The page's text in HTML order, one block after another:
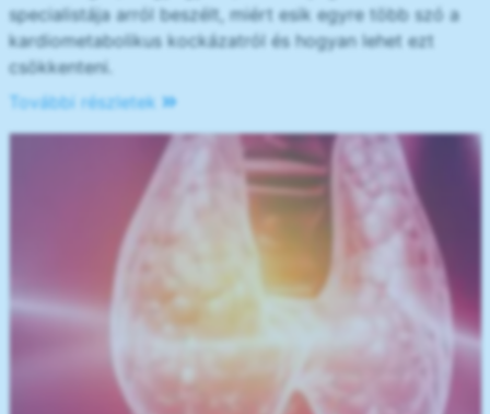
specialistája arról beszélt, miért esik egyre több szó a
kardiometabolikus kockázatról és hogyan lehet ezt
csökkenteni.
További részletek